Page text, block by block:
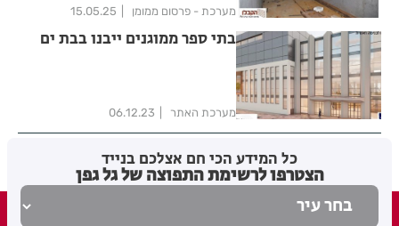
מערכת - פרסום ממומן 15.05.25
בתי ספר ממוגנים ייבנו בבת ים
מערכת האתר 06.12.23
כל המידע הכי חם אצלכם בנייד
הצטרפו לרשימת התפוצה של גל גפן